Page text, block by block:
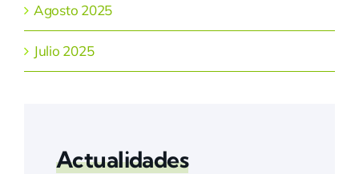
Agosto 2025
Julio 2025
Actualidades